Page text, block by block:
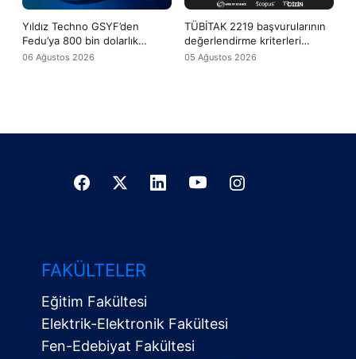
Yıldız Techno GSYF’den
Fedu’ya 800 bin dolarlık
yatırım desteği
06 Ağustos 2026
TÜBİTAK 2219 başvurularının
değerlendirme kriterleri
arasına WoS ve Scopus
05 Ağustos 2026
FAKÜLTELER
Eğitim Fakültesi
Elektrik-Elektronik Fakültesi
Fen-Edebiyat Fakültesi